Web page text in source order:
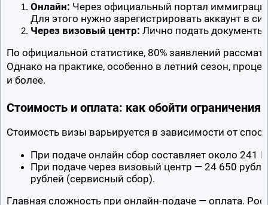
Онлайн: Через официальный портал
Для этого нужно зарегистрировать аккаунт в
Через визовый центр: Лично подать
По официальной статистике, 80% заявлений
Однако на практике, особенно в летний сезон,
и более.
Стоимость и оплата: как обойти ограничения
Стоимость визы варьируется в зависимости от
При подаче онлайн сбор составляет около 241
При подаче через визовый центр — 24 650
рублей (сервисный сбор).
Главная сложность при онлайн-подаче — оплата.